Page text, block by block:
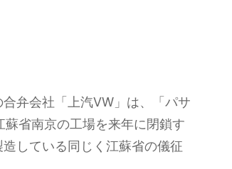
弁会社「上汽VW」は、「パサ
省南京の工場を来年に閉鎖す
している同じく江蘇省の儀征